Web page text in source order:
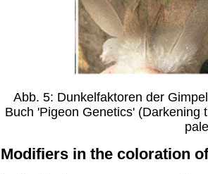
Abb. 5: Dunkelfaktoren der
Buch 'Pigeon Genetics' (Darkening
Modifiers in the coloration